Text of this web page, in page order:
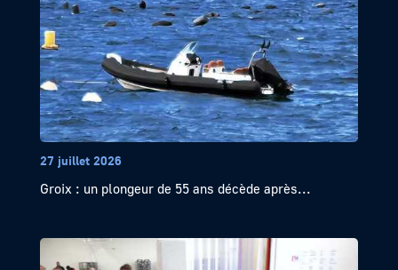
27 juillet 2026
Groix : un plongeur de 55 ans décède après...